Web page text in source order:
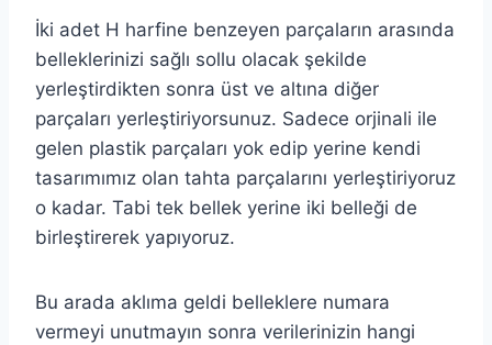
İki adet H harfine benzeyen parçaların arasında
belleklerinizi sağlı sollu olacak şekilde
yerleştirdikten sonra üst ve altına diğer
parçaları yerleştiriyorsunuz. Sadece orjinali ile
gelen plastik parçaları yok edip yerine kendi
tasarımımız olan tahta parçalarını yerleştiriyoruz
o kadar. Tabi tek bellek yerine iki belleği de
birleştirerek yapıyoruz.
Bu arada aklıma geldi belleklere numara
vermeyi unutmayın sonra verilerinizin hangi